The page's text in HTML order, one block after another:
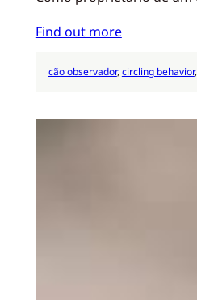
Find out more
cão observador, circling behavior,